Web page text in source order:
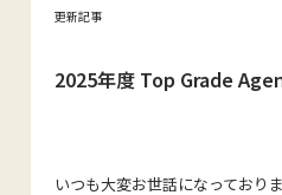
更新記事
2025年度 Top Grade
いつも大変お世話になっておりま